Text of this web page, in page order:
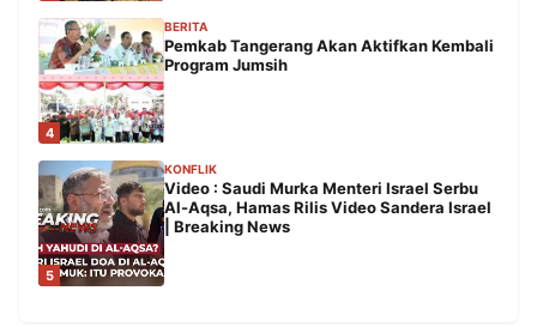
4
BERITA
Pemkab Tangerang Akan Aktifkan Kembali
Program Jumsih
5
KONFLIK
Video : Saudi Murka Menteri Israel Serbu
Al-Aqsa, Hamas Rilis Video Sandera Israel
| Breaking News